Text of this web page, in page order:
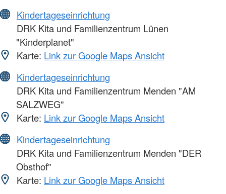
Kindertageseinrichtung
DRK Kita und Familienzentrum Lünen
"Kinderplanet"
Karte: Link zur Google Maps Ansicht
Kindertageseinrichtung
DRK Kita und Familienzentrum Menden "AM
SALZWEG"
Karte: Link zur Google Maps Ansicht
Kindertageseinrichtung
DRK Kita und Familienzentrum Menden "DER
Obsthof"
Karte: Link zur Google Maps Ansicht